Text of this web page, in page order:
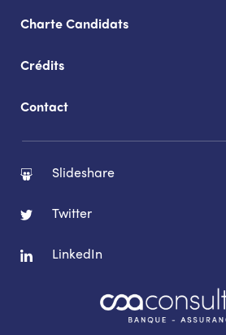
Charte Candidats
Crédits
Contact
Slideshare
Twitter
LinkedIn